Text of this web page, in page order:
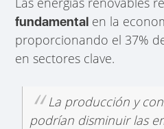
fundamental en la
proporcionando el 37%
en sectores clave.
La producción y
podrían disminuir las